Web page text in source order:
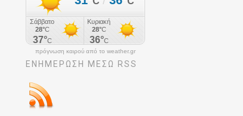
πρόγνωση καιρού από το weather.gr
ΕΝΗΜΈΡΩΣΉ ΜΕΣΩ RSS